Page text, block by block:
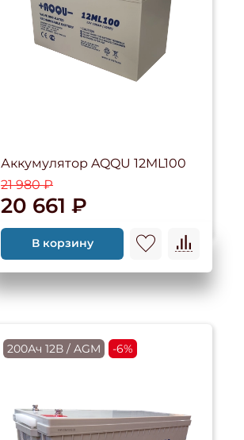
Аккумулятор AQQU 12ML100
21 980 ₽
20 661 ₽
В корзину
200Ач 12В / AGM -6%